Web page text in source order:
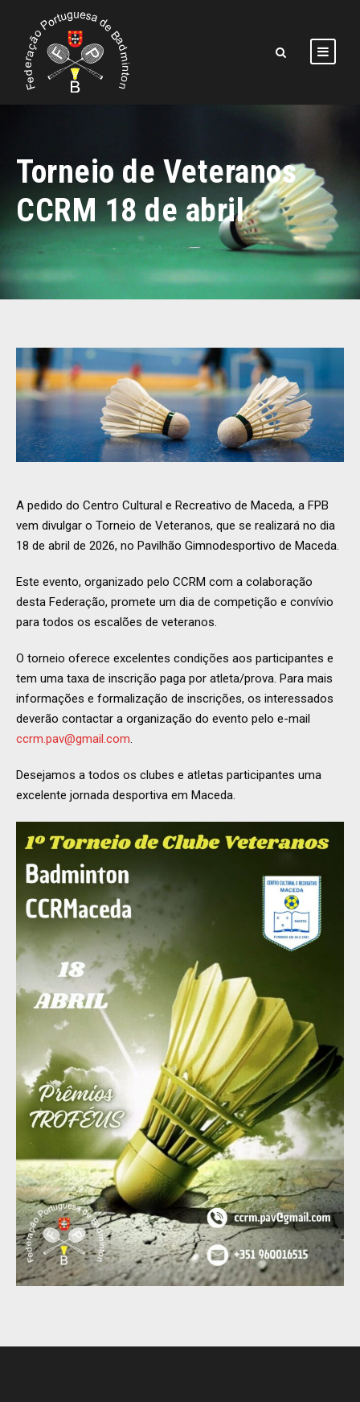
Torneio de Veteranos
CCRM 18 de abril
A pedido do Centro Cultural e Recreativo de Maceda, a FPB
vem divulgar o Torneio de Veteranos, que se realizará no dia
18 de abril de 2026, no Pavilhão Gimnodesportivo de Maceda.
Este evento, organizado pelo CCRM com a colaboração
desta Federação, promete um dia de competição e convívio
para todos os escalões de veteranos.
O torneio oferece excelentes condições aos participantes e
tem uma taxa de inscrição paga por atleta/prova. Para mais
informações e formalização de inscrições, os interessados
deverão contactar a organização do evento pelo e-mail
ccrm.pav@gmail.com.
Desejamos a todos os clubes e atletas participantes uma
excelente jornada desportiva em Maceda.